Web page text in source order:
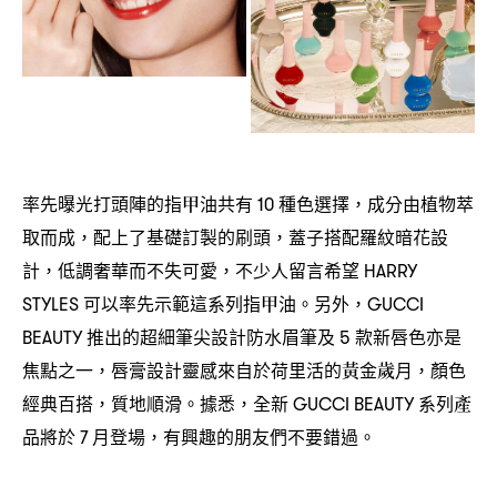
率先曝光打頭陣的指甲油共有 10種色選擇 ， 成分由植物萃
取而成 ， 配上了基礎訂製的刷頭 ， 蓋子搭配羅紋暗花設
計 ， 低調奢華而不失可愛 ， 不少人留言希望 HARRY
STYLES 可以率先示範這系列指甲油。另外 ，GUCCI
BEAUTY推出的超細筆尖設計防水眉筆及 5 款新唇色亦是
焦點之一 ， 唇膏設計靈感來自於荷里活的黃金歲月 ， 顏色
經典百搭 ， 質地順滑。據悉 ， 全新GUCCI BEAUTY系列產
品將於7月登場 ， 有興趣的朋友們不要錯過 。